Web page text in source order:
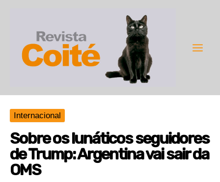
conteúdo
Internacional
Sobre os lunáticos seguidores
de Trump: Argentina vai sair da
OMS